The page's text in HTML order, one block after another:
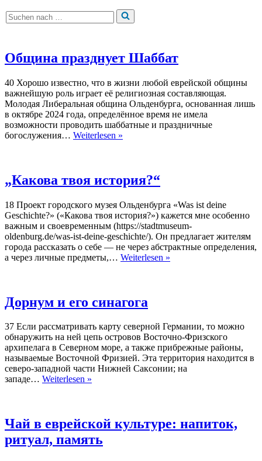
Suchen
nach …
Община празднует Шаббат
40 Хорошо известно, что в жизни любой еврейской общины
важнейшую роль играет её религиозная составляющая.
Молодая Либеральная община Ольденбурга, основанная лишь
в октябре 2024 года, определённое время не имела
возможности проводить шаббатные и праздничные
богослужения… Weiterlesen »
„Какова твоя история?“
18 Проект городского музея Ольденбурга «Was ist deine
Geschichte?» («Какова твоя история?») кажется мне особенно
важным и своевременным (https://stadtmuseum-
oldenburg.de/was-ist-deine-geschichte/). Он предлагает жителям
города рассказать о себе — не через абстрактные определения,
а через личные предметы,… Weiterlesen »
Дорнум и его синагога
37 Если рассматривать карту северной Германии, то можно
обнаружить на ней цепь островов Восточно-Фризского
архипелага в Северном море, а также прибрежные районы,
называемые Восточной Фризией. Эта территория находится в
северо-западной части Нижней Саксонии; на
западе… Weiterlesen »
Чай в еврейской культуре: напиток,
ритуал, память